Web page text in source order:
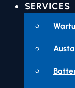
SERVICES